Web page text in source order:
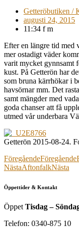
Getteröbutiken /
augusti 24, 2015
11:34 f m
Efter en längre tid med
mer ostadigt väder
varit mycket gynnsamt
kust. På Getterön har
som bruna kärrhökar i
havsörnar mm. Det
samt mängder med
goda chanser att få
utmed vår underbara
Getterön 2015-08-24.
FöregåendeFöregående
NästaAftonfalkNästa
Öppettider & Kontakt
Öppet Tisdag –
Telefon: 0340-875 10